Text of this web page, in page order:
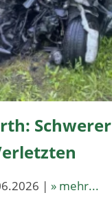
| » mehr...